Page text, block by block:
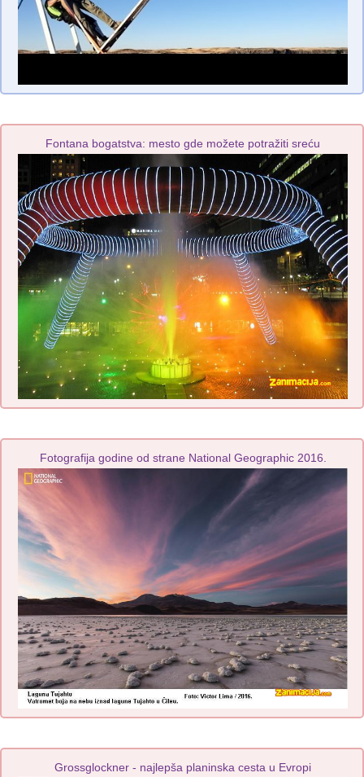
Fontana bogatstva: mesto gde možete potražiti sreću
Fotografija godine od strane National Geographic 2016.
Grossglockner - najlepša planinska cesta u Evropi